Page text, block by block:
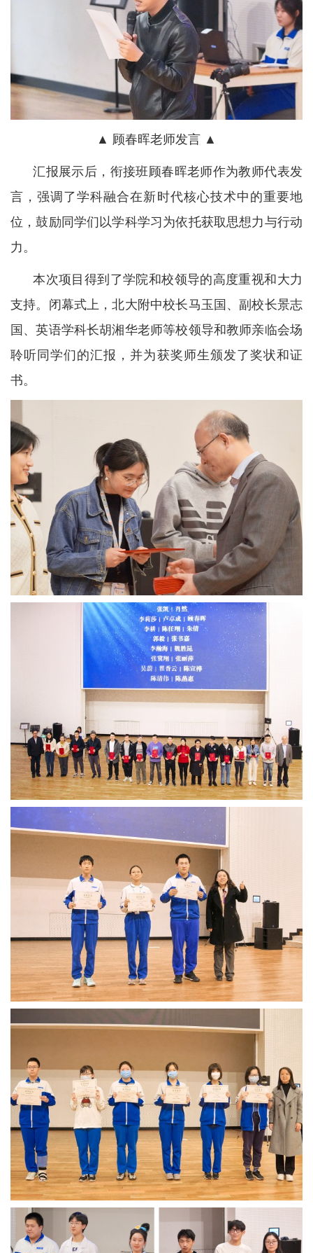
▲ 顾春晖老师发言 ▲
汇报展示后，衔接班顾春晖老师作为教师代表发
言，强调了学科融合在新时代核心技术中的重要地
位，鼓励同学们以学科学习为依托获取思想力与行动
力。
本次项目得到了学院和校领导的高度重视和大力
支持。闭幕式上，北大附中校长马玉国、副校长景志
国、英语学科长胡湘华老师等校领导和教师亲临会场
聆听同学们的汇报，并为获奖师生颁发了奖状和证
书。